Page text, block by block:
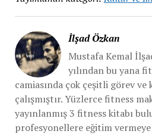
İlşad Özkan
Mustafa Kemal
yılından bu yana
camiasında çok çeşitli görev ve
çalışmıştır. Yüzlerce fitness
yayınlanmış 3 fitness kitabı
profesyonellere eğitim